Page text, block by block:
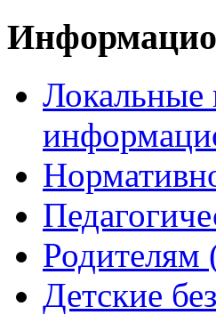
Локальные
Родителям
Детские